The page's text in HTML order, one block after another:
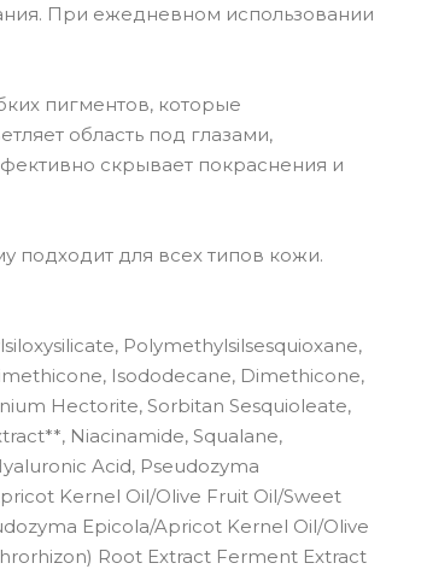
При ежедневном использовании
пигментов, которые
область под глазами,
скрывает покраснения и
подходит для всех типов кожи.
Polymethylsilsesquioxane,
Isododecane, Dimethicone,
Hectorite, Sorbitan Sesquioleate,
Niacinamide, Squalane,
Acid, Pseudozyma
Kernel Oil/Olive Fruit Oil/Sweet
Epicola/Apricot Kernel Oil/Olive
Root Extract Ferment Extract